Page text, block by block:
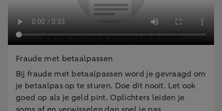
Fraude met betaalpassen
Bij fraude met betaalpassen word je gevraagd om
je betaalpas op te sturen. Doe dit nooit. Let ook
goed op als je geld pint. Oplichters leiden je